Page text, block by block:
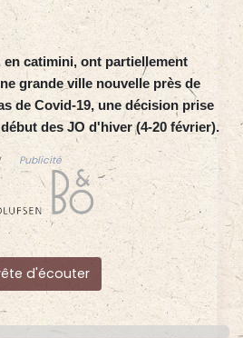
en catimini, ont partiellement
grande ville nouvelle près de
de Covid-19, une décision prise
des JO d'hiver (4-20 février).
Publicité
d'écouter